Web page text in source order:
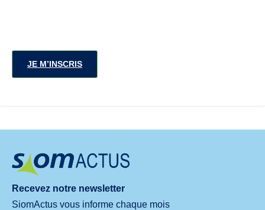
JE M’INSCRIS
Recevez notre newsletter
SiomActus vous informe chaque mois